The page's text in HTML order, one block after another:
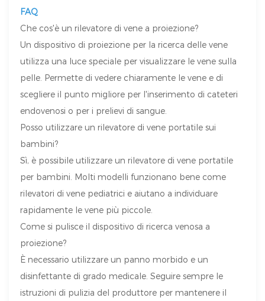
FAQ
Che cos'è un rilevatore di vene a proiezione?
Un dispositivo di proiezione per la ricerca delle vene
utilizza una luce speciale per visualizzare le vene sulla
pelle. Permette di vedere chiaramente le vene e di
scegliere il punto migliore per l'inserimento di cateteri
endovenosi o per i prelievi di sangue.
Posso utilizzare un rilevatore di vene portatile sui
bambini?
Sì, è possibile utilizzare un rilevatore di vene portatile
per bambini. Molti modelli funzionano bene come
rilevatori di vene pediatrici e aiutano a individuare
rapidamente le vene più piccole.
Come si pulisce il dispositivo di ricerca venosa a
proiezione?
È necessario utilizzare un panno morbido e un
disinfettante di grado medicale. Seguire sempre le
istruzioni di pulizia del produttore per mantenere il